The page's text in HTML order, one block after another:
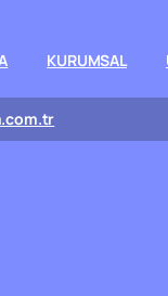
KURUMSAL